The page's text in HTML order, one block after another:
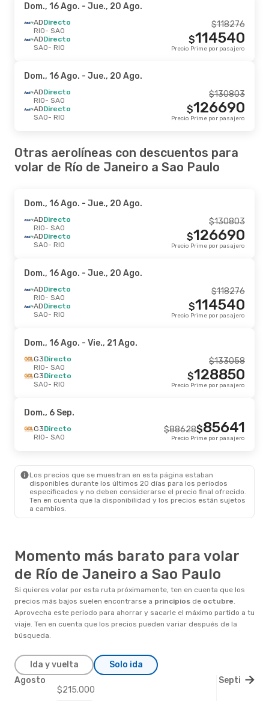
Dom., 16 Ago. - Jue., 20 Ago.
ADDirecto
RIO- SAO
ADDirecto
SAO- RIO
118276
$
114540
$
Precio Prime por pasajero
Dom., 16 Ago. - Jue., 20 Ago.
ADDirecto
RIO- SAO
ADDirecto
SAO- RIO
130803
$
126690
$
Precio Prime por pasajero
Otras aerolíneas con descuentos para
volar de Río de Janeiro a Sao Paulo
Dom., 16 Ago. - Jue., 20 Ago.
ADDirecto
RIO- SAO
ADDirecto
SAO- RIO
130803
$
126690
$
Precio Prime por pasajero
Dom., 16 Ago. - Jue., 20 Ago.
ADDirecto
RIO- SAO
ADDirecto
SAO- RIO
118276
$
114540
$
Precio Prime por pasajero
Dom., 16 Ago. - Vie., 21 Ago.
G3Directo
RIO- SAO
G3Directo
SAO- RIO
133058
$
128850
$
Precio Prime por pasajero
Dom., 6 Sep.
G3Directo
RIO- SAO
88628
$ 85641
$
Precio Prime por pasajero
Los precios que se muestran en esta página estaban
disponibles durante los últimos 20 días para los periodos
especificados y no deben considerarse el precio final ofrecido.
Ten en cuenta que la disponibilidad y los precios están sujetos
a cambios.
Momento más barato para volar
de Río de Janeiro a Sao Paulo
Si quieres volar por esta ruta próximamente, ten en cuenta que los
precios más bajos suelen encontrarse a principios de octubre.
Aprovecha este periodo para ahorrar y sacarle el máximo partido a tu
viaje. Ten en cuenta que los precios pueden variar después de la
búsqueda.
Ida y vuelta Solo ida
$215.000
Agosto Septiembre